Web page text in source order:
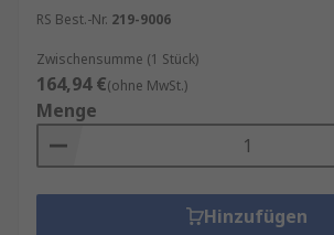
RS Best.-Nr. 219-9006
Zwischensumme (1 Stück)
164,94 €(ohne MwSt.)
Menge
Hinzufügen